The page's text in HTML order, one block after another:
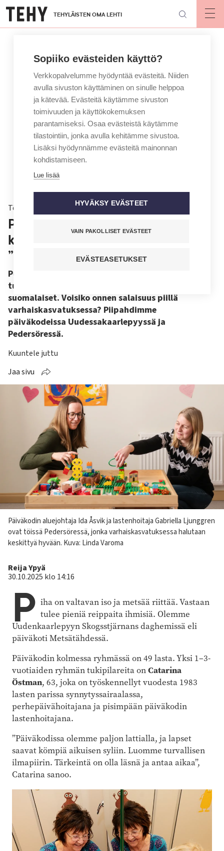
Hyppää
pääsisältöön
TEHYLÄISTEN OMA LEHTI
Töissä
Pohjanmaan päiväkodeissa
kasvatetaan onnellisia lapsia –
”Tärkeintä on huomata hyvä”
Pohjanmaan ruotsinkieliset ovat monien
tutkimusten mukaan onnellisempia kuin muut
suomalaiset. Voisiko onnen salaisuus piillä
varhaiskasvatuksessa? Piipahdimme
päiväkodeissa Uudessakaarlepyyssä ja
Pedersöressä.
Kuuntele juttu
Jaa sivu
Kuvateksti
Päiväkodin aluejohtaja Ida Åsvik ja lastenhoitaja Gabriella Ljunggren
ovat töissä Pedersöressä, jonka varhaiskasvatuksessa halutaan
keskittyä hyvään. Kuva: Linda Varoma
Kirjoittaja
Reija Ypyä
30.10.2025 klo 14:16
P iha on valtavan iso ja metsää riittää. Vastaan
tulee pieniä reippaita ihmisiä. Olemme
Uudenkaarlepyyn Skogsstjärnans daghemissä eli
päiväkoti Metsätähdessä.
Päiväkodin kolmessa ryhmässä on 49 lasta. Yksi 1–3-
vuotiaiden ryhmän tukipilareita onCatarina
Östman, 63, joka on työskennellyt vuodesta 1983
lasten parissa synnytyssairaalassa,
perhepäivähoitajana ja pisimpään päiväkodin
lastenhoitajana.
”Päiväkodissa olemme paljon lattialla, ja lapset
saavat kömpiä aikuisen syliin. Luomme turvallisen
ilmapiirin. Tärkeintä on olla läsnä ja antaa aikaa”,
Catarina sanoo.
Sopiiko evästeiden käyttö?
Verkkopalvelumme hyödyntää evästeitä. Niiden
avulla sivuston käyttäminen on sinulle helppoa
ja kätevää. Evästeitä käytämme sivuston
toimivuuden ja käyttökokemuksen
parantamiseksi. Osaa evästeistä käytämme
tilastointiin, jonka avulla kehitämme sivustoa.
Lisäksi hyödynnämme evästeitä mainonnan
kohdistamiseen.
Lue lisää
HYVÄKSY EVÄSTEET
VAIN PAKOLLISET EVÄSTEET
EVÄSTEASETUKSET